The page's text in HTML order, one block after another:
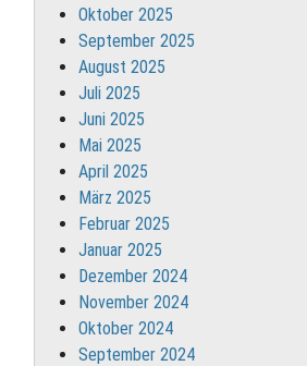
Oktober 2025
September 2025
August 2025
Juli 2025
Juni 2025
Mai 2025
April 2025
März 2025
Februar 2025
Januar 2025
Dezember 2024
November 2024
Oktober 2024
September 2024